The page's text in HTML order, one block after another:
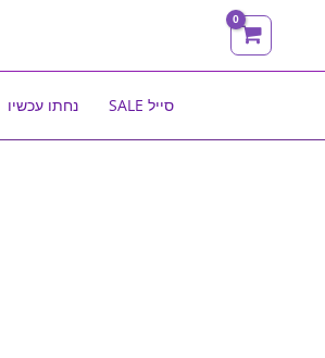
סייל SALE נחתו עכשיו